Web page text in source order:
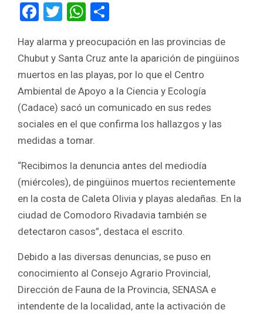
F
ce
b
o
o
k
T
tt
er
W
at
s
A
p
p
ar
e
Hay alarma y preocupación en las provincias de
Chubut y Santa Cruz ante la aparición de pingüinos
muertos en las playas, por lo que el Centro
Ambiental de Apoyo a la Ciencia y Ecología
(Cadace) sacó un comunicado en sus redes
sociales en el que confirma los hallazgos y las
medidas a tomar.
“Recibimos la denuncia antes del mediodía
(miércoles), de pingüinos muertos recientemente
en la costa de Caleta Olivia y playas aledañas. En la
ciudad de Comodoro Rivadavia también se
detectaron casos”, destaca el escrito.
Debido a las diversas denuncias, se puso en
conocimiento al Consejo Agrario Provincial,
Dirección de Fauna de la Provincia, SENASA e
intendente de la localidad, ante la activación de